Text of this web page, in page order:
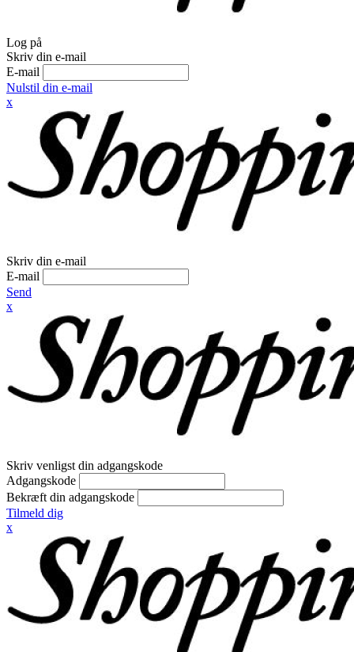
Log på
Skriv din e-mail
E-mail
Nulstil din e-mail
x
Skriv din e-mail
E-mail
Send
x
Skriv venligst din adgangskode
Adgangskode
Bekræft din adgangskode
Tilmeld dig
x